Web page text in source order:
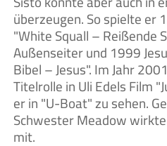
überzeugen. So spielte er
"White Squall – Reißende
Außenseiter und 1999
Bibel – Jesus". Im Jahr
Titelrolle in Uli Edels Film
er in "U-Boat" zu sehen.
Schwester Meadow
mit.